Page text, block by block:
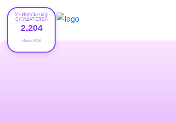
УНИКАЛЬНЫХ
СЛУШАТЕЛЕЙ
2,204
Июле 2026